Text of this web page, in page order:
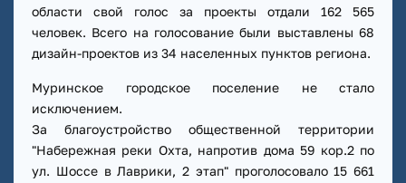
области свой голос за проекты отдали 162 565
человек. Всего на голосование были выставлены 68
дизайн-проектов из 34 населенных пунктов региона.
Муринское городское поселение не стало
исключением.
За благоустройство общественной территории
"Набережная реки Охта, напротив дома 59 кор.2 по
ул. Шоссе в Лаврики, 2 этап" проголосовало 15 661